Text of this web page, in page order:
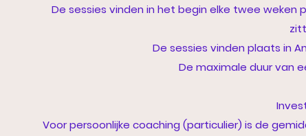
De sessies vinden in het begin elke twee weken
De sessies vinden plaats in
De maximale duur van
Voor persoonlijke coaching (particulier) is de